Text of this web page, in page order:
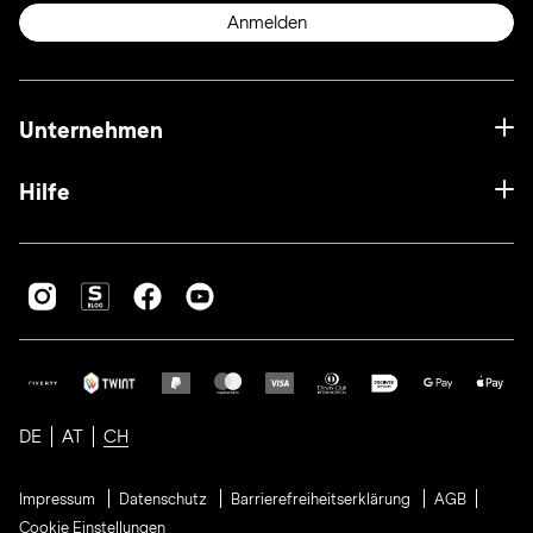
Anmelden
Unternehmen
Hilfe
DE AT CH
Impressum Datenschutz Barrierefreiheitserklärung
AGB
Cookie Einstellungen